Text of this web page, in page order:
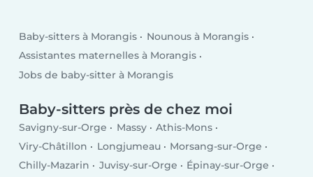
Baby-sitters à Morangis
Nounous à Morangis
Assistantes maternelles à Morangis
Jobs de baby-sitter à Morangis
Baby-sitters près de chez moi
Savigny-sur-Orge Massy
Athis-Mons
Viry-Châtillon
Longjumeau
Morsang-sur-Orge
Chilly-Mazarin
Juvisy-sur-Orge
Épinay-sur-Orge